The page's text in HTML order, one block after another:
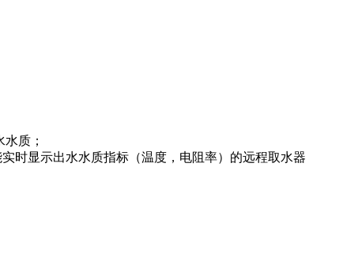
质；
时显示出水水质指标（温度，电阻率）的远程取水器